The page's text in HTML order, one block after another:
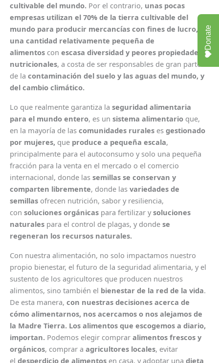
cultivable del mundo. Por el contrario, unas pocas
empresas utilizan el 70% de la tierra cultivable del
mundo para producir mercancías con fines de lucro, y
una cantidad relativamente pequeña de
alimentos con escasa diversidad y peores propiedades
nutricionales, a costa de ser responsables de gran parte
de la contaminación del suelo y las aguas del mundo, y
del cambio climático.
Lo que realmente garantiza la seguridad alimentaria
para el mundo entero, es un sistema alimentario que,
en la mayoría de las comunidades rurales es gestionado
por mujeres, que produce a pequeña escala,
principalmente para el autoconsumo y solo una pequeña
fracción para la venta en el mercado o el comercio
internacional, donde las semillas se conservan y
comparten libremente, donde las variedades de
semillas ofrecen nutrición, sabor y resiliencia,
con soluciones orgánicas para fertilizar ysoluciones
naturales para el control de plagas, y donde se
regeneran los recursos naturales.
Con nuestra alimentación, no solo impactamos nuestro
propio bienestar, el futuro de la seguridad alimentaria, y el
sustento de los agricultores que producen nuestros
alimentos, sino también el bienestar de la red de la vida.
De esta manera, con nuestras decisiones acerca de
cómo alimentarnos, nos acercamos o nos alejamos de
la Madre Tierra. Los alimentos que escogemos a diario,
importan. Podemos elegir comprar alimentos frescos y
orgánicos, comprar a agricultores locales, evitar
el desperdicio de alimentos en casa, y adoptar una dieta
Donate